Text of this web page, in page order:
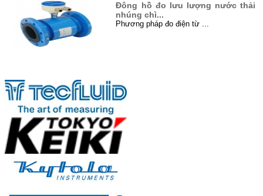
Đông hồ đo lưu lượng nước thải
nhúng chì...
Phương pháp đo điện từ ...
Siêu âm là gì? Siêu âm là sóng cơ
học...
Xử lý nước thải ở Việt Nam...
I. Đôi điều về xử lý nước thải ...